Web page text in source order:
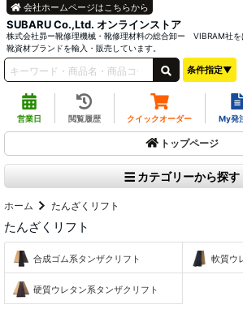
SUBARU Co.,Ltd. オンラインストア
株式会社昴ー靴修理機械・靴修理材料の総合卸ー VIBRAM社を
靴資材ブランドを輸入・販売しています。
会社ホームページはこちらから
条件指定▼
営業日 閲覧履歴 クイックオーダー My発
トップページ
カテゴリーから探す
ホーム たんざくリフト
たんざくリフト
合成ゴム系タンザクリフト 軟質ウ
硬質ウレタン系タンザクリフト